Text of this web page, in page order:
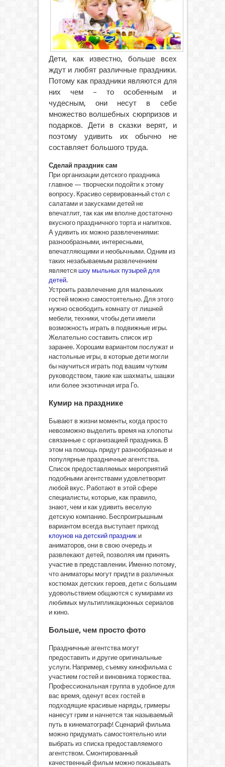
Дети, как известно, больше всех
ждут и любят различные праздники.
Потому как праздники являются для
них чем – то особенным и
чудесным, они несут в себе
множество волшебных сюрпризов и
подарков. Дети в сказки верят, и
поэтому удивить их обычно не
составляет большого труда.
Сделай праздник сам
При организации детского праздника
главное — творчески подойти к этому
вопросу. Красиво сервированный стол с
салатами и закусками детей не
впечатлит, так как им вполне достаточно
вкусного праздничного торта и напитков.
А удивить их можно развлечениями:
разнообразными, интересными,
впечатляющими и необычными. Одним из
таких незабываемым развлечением
является шоу мыльных пузырей для
детей.
Устроить развлечение для маленьких
гостей можно самостоятельно. Для этого
нужно освободить комнату от лишней
мебели, техники, чтобы дети имели
возможность играть в подвижные игры.
Желательно составить список игр
заранее. Хорошим вариантом послужат и
настольные игры, в которые дети могли
бы научиться играть под вашим чутким
руководством, такие как шахматы, шашки
или более экзотичная игра Го.
Кумир на празднике
Бывают в жизни моменты, когда просто
невозможно выделить время на хлопоты
связанные с организацией праздника. В
этом на помощь придут разнообразные и
популярные праздничные агентства.
Список предоставляемых мероприятий
подобными агентствами удовлетворит
любой вкус. Работают в этой сфере
специалисты, которые, как правило,
знают, чем и как удивить веселую
детскую компанию. Беспроигрышным
вариантом всегда выступает приход
клоунов на детский праздники
аниматоров, они в свою очередь и
развлекают детей, позволяя им принять
участие в представлении. Именно потому,
что аниматоры могут придти в различных
костюмах детских героев, дети с большим
удовольствием общаются с кумирами из
любимых мультипликационных сериалов
и кино.
Больше, чем просто фото
Праздничные агентства могут
предоставить и другие оригинальные
услуги. Например, съемку кинофильма с
участием гостей и виновника торжества.
Профессиональная группа в удобное для
вас время, оденут всех гостей в
подходящие красивые наряды, гримеры
нанесут грим и начнется так называемый
путь в кинематограф! Сценарий фильма
можно придумать самостоятельно или
выбрать из списка предоставляемого
агентством. Смонтированный
качественный фильм можно показывать